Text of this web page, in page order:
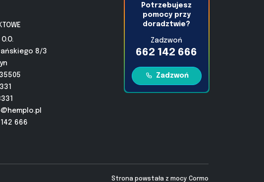
8/3
666
Potrzebujesz
pomocy przy
doradztwie?
Zadzwoń
662 142 666
Zadzwoń
Strona powstała z mocy Cormo